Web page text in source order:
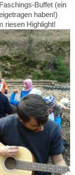
Buffet (ein
haben!)
riesen Highlight!